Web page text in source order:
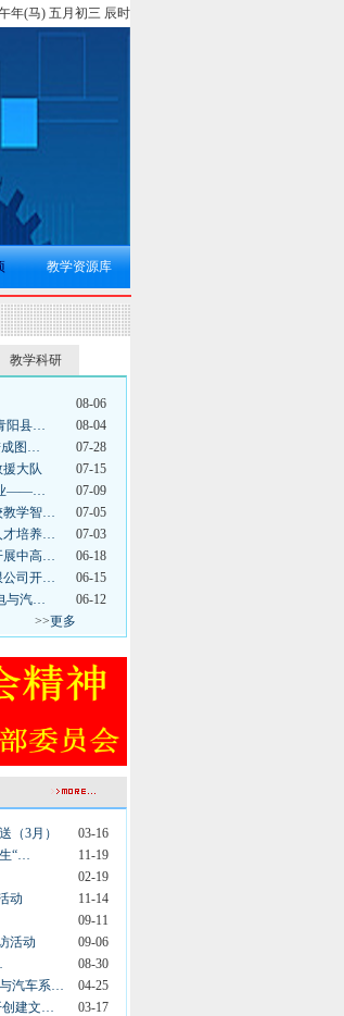
年(马) 五月初三 辰时
教学资源库
，谱写教育强国建设华章
富强、民主、文明、和谐，自由、
教学科研
08-06
阳县…
08-04
成图…
07-28
大队
07-15
业——…
07-09
教学智…
07-05
才培养…
07-03
展中高…
06-18
公司开…
06-15
与汽…
06-12
>>更多
（3月）
03-16
“…
11-19
02-19
动
11-14
09-11
活动
09-06
08-30
汽车系…
04-25
创建文…
03-17